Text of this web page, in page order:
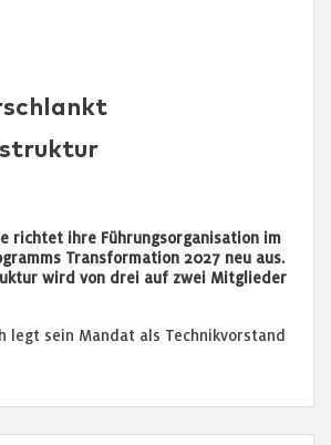
richtet ihre Führungsorganisation im
Transformation 2027 neu aus.
wird von drei auf zwei Mitglieder
legt sein Mandat als Technikvorstand